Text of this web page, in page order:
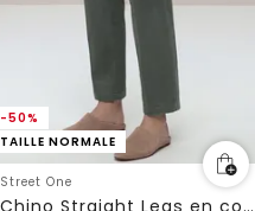
-50%
TAILLE NORMALE
Street One